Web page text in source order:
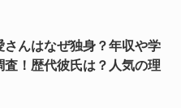
さんはなぜ独身？年収や学
査！歴代彼氏は？人気の理